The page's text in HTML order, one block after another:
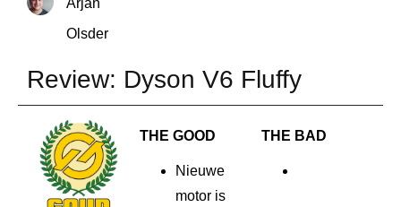
Olsder
Review: Dyson V6 Fluffy
THE GOOD
Nieuwe
motor is
THE BAD